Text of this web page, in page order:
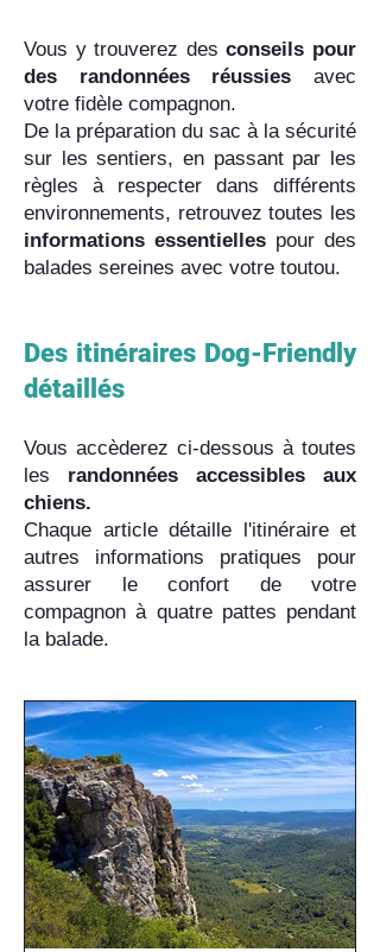
Vous y trouverez desconseils pour
des randonnées réussies avec
votre fidèle compagnon.
De la préparation du sac à la sécurité
sur les sentiers, en passant par les
règles à respecter dans différents
environnements, retrouvez toutes les
informations essentielles pour des
balades sereines avec votre toutou.
Des itinéraires Dog-Friendly
détaillés
Vous accèderez ci-dessous à toutes
les randonnées accessibles aux
chiens.
Chaque article détaille l'itinéraire et
autres informations pratiques pour
assurer le confort de votre
compagnon à quatre pattes pendant
la balade.